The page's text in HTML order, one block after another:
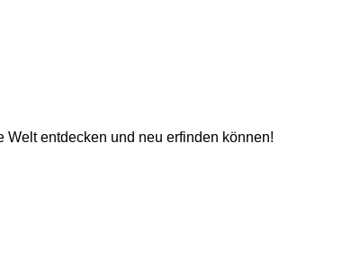
entdecken und neu erfinden können!